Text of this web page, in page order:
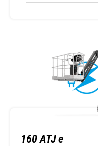
160 ATJ e